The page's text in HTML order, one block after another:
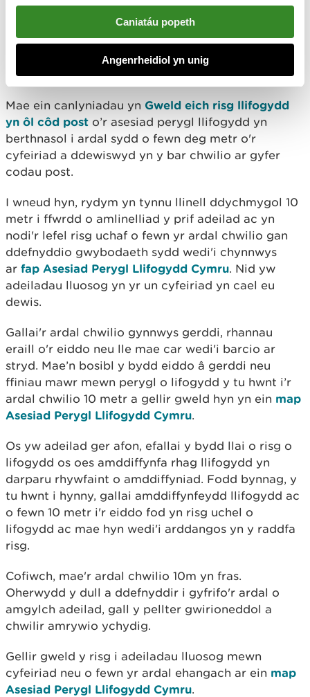
Caniatáu popeth
Angenrheidiol yn unig
ddŵr yn cael ei dorri
Canlyniadau llifogydd o
fewn deg metr
Mae ein canlyniadau yn Gweld eich risg llifogydd
yn ôl côd post o’r asesiad perygl llifogydd yn
berthnasol i ardal sydd o fewn deg metr o'r
cyfeiriad a ddewiswyd yn y bar chwilio ar gyfer
codau post.
I wneud hyn, rydym yn tynnu llinell ddychmygol 10
metr i ffwrdd o amlinelliad y prif adeilad ac yn
nodi'r lefel risg uchaf o fewn yr ardal chwilio gan
ddefnyddio gwybodaeth sydd wedi'i chynnwys
ar fap Asesiad Perygl Llifogydd Cymru. Nid yw
adeiladau lluosog yn yr un cyfeiriad yn cael eu
dewis.
Gallai'r ardal chwilio gynnwys gerddi, rhannau
eraill o'r eiddo neu lle mae car wedi'i barcio ar
stryd. Mae’n bosibl y bydd eiddo â gerddi neu
ffiniau mawr mewn perygl o lifogydd y tu hwnt i’r
ardal chwilio 10 metr a gellir gweld hyn yn ein map
Asesiad Perygl Llifogydd Cymru.
Os yw adeilad ger afon, efallai y bydd llai o risg o
lifogydd os oes amddiffynfa rhag llifogydd yn
darparu rhywfaint o amddiffyniad. Fodd bynnag, y
tu hwnt i hynny, gallai amddiffynfeydd llifogydd ac
o fewn 10 metr i'r eiddo fod yn risg uchel o
lifogydd ac mae hyn wedi'i arddangos yn y raddfa
risg.
Cofiwch, mae'r ardal chwilio 10m yn fras.
Oherwydd y dull a ddefnyddir i gyfrifo'r ardal o
amgylch adeilad, gall y pellter gwirioneddol a
chwilir amrywio ychydig.
Gellir gweld y risg i adeiladau lluosog mewn
cyfeiriad neu o fewn yr ardal ehangach ar ein map
Asesiad Perygl Llifogydd Cymru.